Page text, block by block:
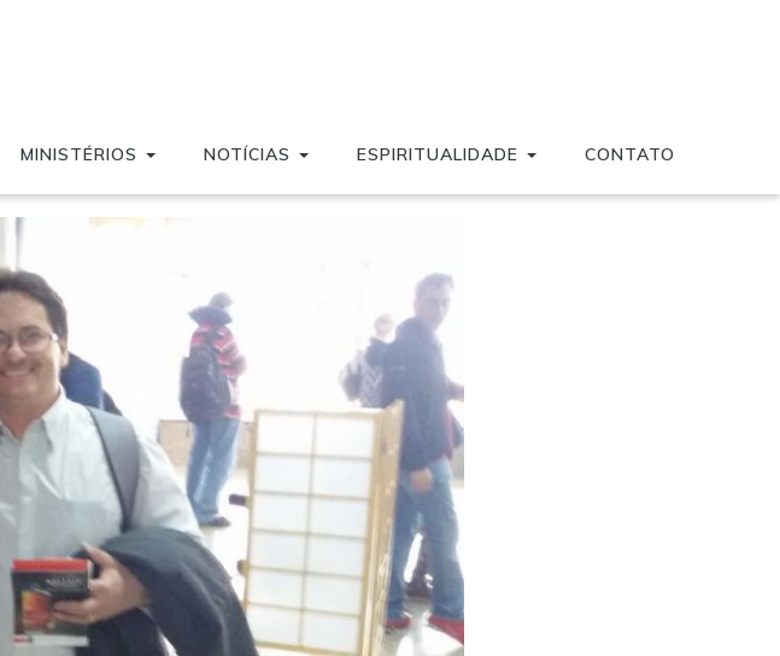
MINISTÉRIOS NOTÍCIAS ESPIRITUALIDADE CONTATO